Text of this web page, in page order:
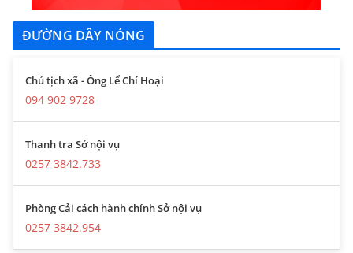
ĐƯỜNG DÂY NÓNG
Chủ tịch xã - Ông Lể Chí Hoại
094 902 9728
Thanh tra Sở nội vụ
0257 3842.733
Phòng Cải cách hành chính Sở nội vụ
0257 3842.954